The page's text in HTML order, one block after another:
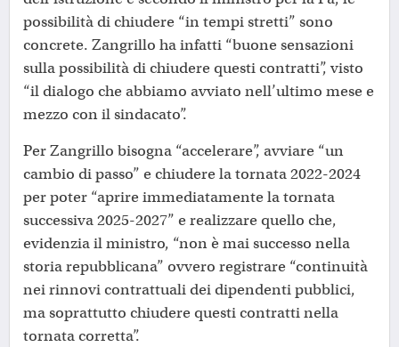
possibilità di chiudere “in tempi stretti” sono
concrete. Zangrillo ha infatti “buone sensazioni
sulla possibilità di chiudere questi contratti”, visto
“il dialogo che abbiamo avviato nell’ultimo mese e
mezzo con il sindacato”.
Per Zangrillo bisogna “accelerare”, avviare “un
cambio di passo” e chiudere la tornata 2022-2024
per poter “aprire immediatamente la tornata
successiva 2025-2027” e realizzare quello che,
evidenzia il ministro, “non è mai successo nella
storia repubblicana” ovvero registrare “continuità
nei rinnovi contrattuali dei dipendenti pubblici,
ma soprattutto chiudere questi contratti nella
tornata corretta”.